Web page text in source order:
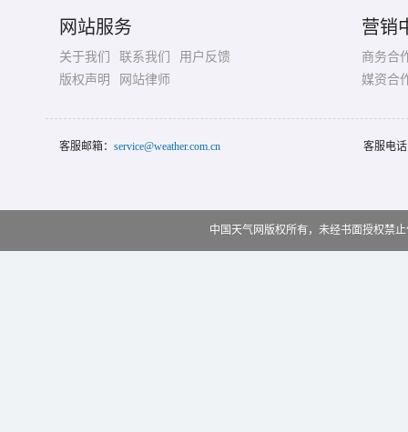
网站服务
关于我们 联系我们
用户反馈
版权声明
网站律师
营销
商务合
媒资合
客服邮箱： service@weather.com.cn 客服电
中国天气网版权所有，未经书面授权